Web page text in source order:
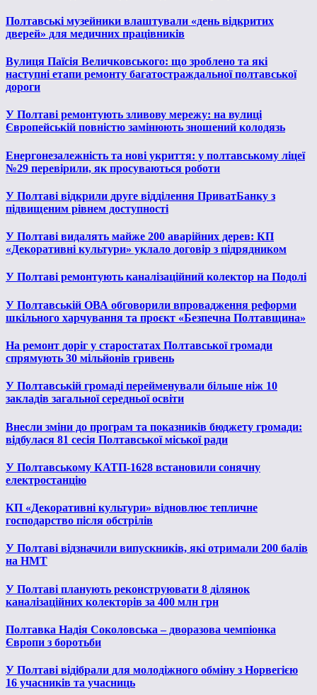
Полтавські музейники влаштували «день відкритих
дверей» для медичних працівників
Вулиця Паїсія Величковського: що зроблено та які
наступні етапи ремонту багатостраждальної полтавської
дороги
У Полтаві ремонтують зливову мережу: на вулиці
Європейській повністю замінюють зношений колодязь
Енергонезалежність та нові укриття: у полтавському ліцеї
№29 перевірили, як просуваються роботи
У Полтаві відкрили друге відділення ПриватБанку з
підвищеним рівнем доступності
У Полтаві видалять майже 200 аварійних дерев: КП
«Декоративні культури» уклало договір з підрядником
У Полтаві ремонтують каналізаційний колектор на Подолі
У Полтавській ОВА обговорили впровадження реформи
шкільного харчування та проєкт «Безпечна Полтавщина»
На ремонт доріг у старостатах Полтавської громади
спрямують 30 мільйонів гривень
У Полтавській громаді перейменували більше ніж 10
закладів загальної середньої освіти
Внесли зміни до програм та показників бюджету громади:
відбулася 81 сесія Полтавської міської ради
У Полтавському КАТП-1628 встановили сонячну
електростанцію
КП «Декоративні культури» відновлює тепличне
господарство після обстрілів
У Полтаві відзначили випускників, які отримали 200 балів
на НМТ
У Полтаві планують реконструювати 8 ділянок
каналізаційних колекторів за 400 млн грн
Полтавка Надія Соколовська – дворазова чемпіонка
Європи з боротьби
У Полтаві відібрали для молодіжного обміну з Норвегією
16 учасників та учасниць